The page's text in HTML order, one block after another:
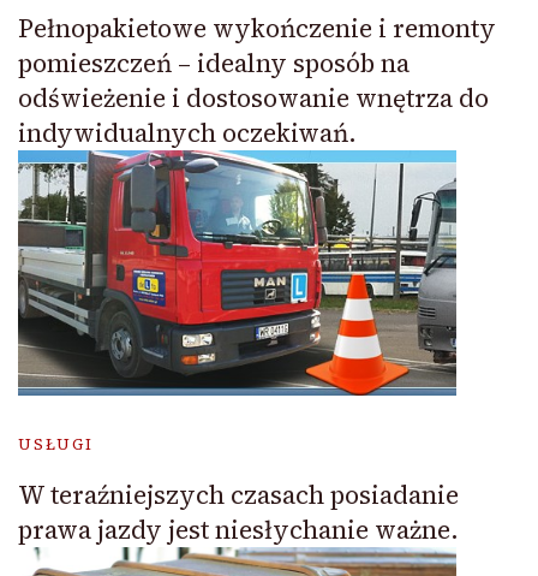
Pełnopakietowe wykończenie i remonty
pomieszczeń – idealny sposób na
odświeżenie i dostosowanie wnętrza do
indywidualnych oczekiwań.
USŁUGI
W teraźniejszych czasach posiadanie
prawa jazdy jest niesłychanie ważne.